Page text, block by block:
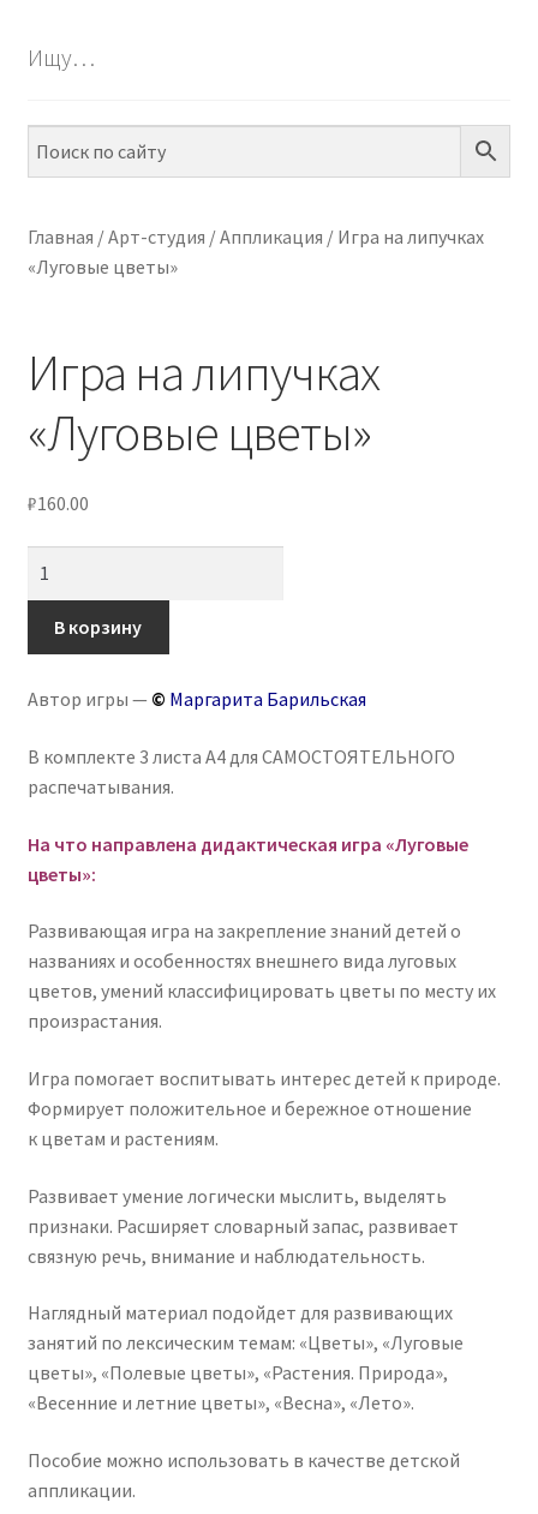
ПО НАВЫКАМ
МЕТОДИКИ
ИГРЫ НА ЛИПУЧКАХ
КОНТАКТЫ
Ищу…
Главная /Арт-студия /Аппликация / Игра на липучках
«Луговые цветы»
Игра на липучках
«Луговые цветы»
₽160.00
Игра
на
«Луговые
В корзину
Автор игры — © Маргарита Барильская
В комплекте 3 листа А4 для САМОСТОЯТЕЛЬНОГО
распечатывания.
На что направлена дидактическая игра «Луговые
цветы»:
Развивающая игра на закрепление знаний детей о
названиях и особенностях внешнего вида луговых
цветов, умений классифицировать цветы по месту их
произрастания.
Игра помогает воспитывать интерес детей к природе.
Формирует положительное и бережное отношение
к цветам и растениям.
Развивает умение логически мыслить, выделять
признаки. Расширяет словарный запас, развивает
связную речь, внимание и наблюдательность.
Наглядный материал подойдет для развивающих
занятий по лексическим темам: «Цветы», «Луговые
цветы», «Полевые цветы», «Растения. Природа»,
«Весенние и летние цветы», «Весна», «Лето».
Пособие можно использовать в качестве детской
аппликации.